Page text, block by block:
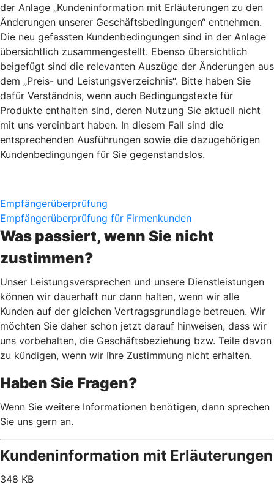
der Anlage „Kundeninformation mit Erläuterungen zu den
Änderungen unserer Geschäftsbedingungen“ entnehmen.
Die neu gefassten Kundenbedingungen sind in der Anlage
übersichtlich zusammengestellt. Ebenso übersichtlich
beigefügt sind die relevanten Auszüge der Änderungen aus
dem „Preis- und Leistungsverzeichnis“. Bitte haben Sie
dafür Verständnis, wenn auch Bedingungstexte für
Produkte enthalten sind, deren Nutzung Sie aktuell nicht
mit uns vereinbart haben. In diesem Fall sind die
entsprechenden Ausführungen sowie die dazugehörigen
Kundenbedingungen für Sie gegenstandslos.
Empfängerüberprüfung
Empfängerüberprüfung für Firmenkunden
Was passiert, wenn Sie nicht
zustimmen?
Unser Leistungsversprechen und unsere Dienstleistungen
können wir dauerhaft nur dann halten, wenn wir alle
Kunden auf der gleichen Vertragsgrundlage betreuen. Wir
möchten Sie daher schon jetzt darauf hinweisen, dass wir
uns vorbehalten, die Geschäftsbeziehung bzw. Teile davon
zu kündigen, wenn wir Ihre Zustimmung nicht erhalten.
Haben Sie Fragen?
Wenn Sie weitere Informationen benötigen, dann sprechen
Sie uns gern an.
Kundeninformation mit Erläuterungen
348 KB